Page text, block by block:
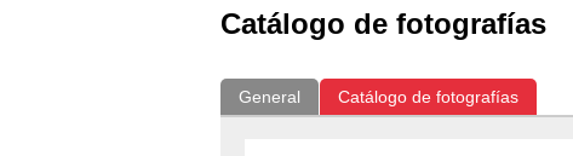
Catálogo de fotografías
General Catálogo de fotografías